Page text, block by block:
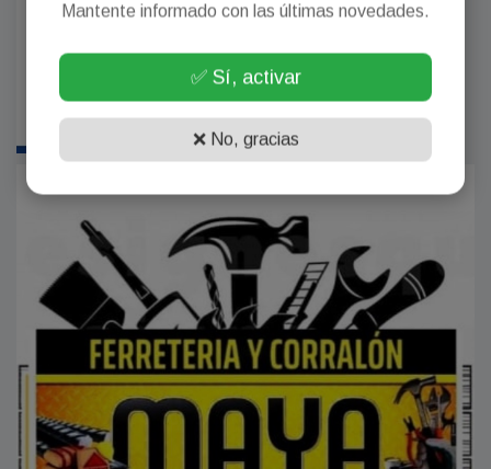
Mantente informado con las últimas novedades.
✅ Sí, activar
❌ No, gracias